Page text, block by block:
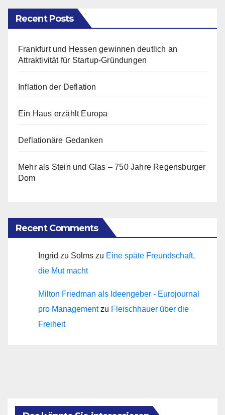
Recent Posts
Frankfurt und Hessen gewinnen deutlich an
Attraktivität für Startup-Gründungen
Inflation der Deflation
Ein Haus erzählt Europa
Deflationäre Gedanken
Mehr als Stein und Glas – 750 Jahre Regensburger
Dom
Recent Comments
Ingrid zu Solms zu Eine späte Freundschaft,
die Mut macht
Milton Friedman als Ideengeber - Eurojournal
pro Managementzu Fleischhauer über die
Freiheit